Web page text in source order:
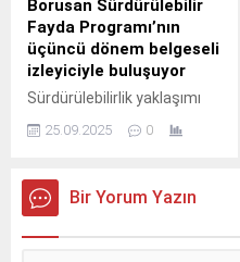
Borusan Sürdürülebilir
Fayda Programı’nın
üçüncü dönem belgeseli
izleyiciyle buluşuyor
Sürdürülebilirlik yaklaşımı
topluma değer katan
Borusan Holding'in hayata
geçirdiği Borusan
25.09.2025 0
Bir Yorum Yazın